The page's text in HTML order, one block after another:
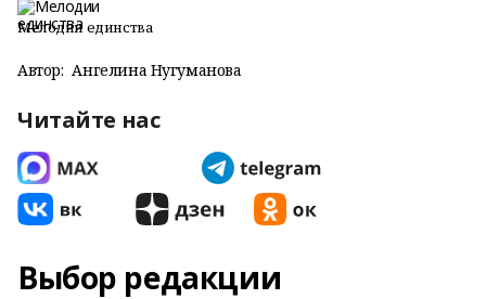
Мелодии единства
Автор: Ангелина Нугуманова
Читайте нас
Выбор редакции